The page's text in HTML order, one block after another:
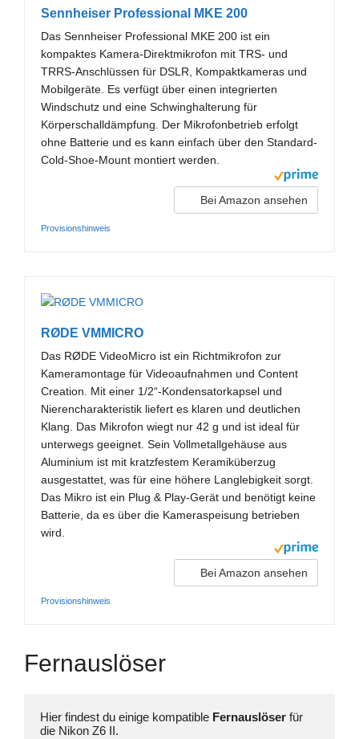
Sennheiser Professional MKE 200
Das Sennheiser Professional MKE 200 ist ein
kompaktes Kamera-Direktmikrofon mit TRS- und
TRRS-Anschlüssen für DSLR, Kompaktkameras und
Mobilgeräte. Es verfügt über einen integrierten
Windschutz und eine Schwinghalterung für
Körperschalldämpfung. Der Mikrofonbetrieb erfolgt
ohne Batterie und es kann einfach über den Standard-
Cold-Shoe-Mount montiert werden.
Bei Amazon ansehen
Provisionshinweis
RØDE VMMICRO
Das RØDE VideoMicro ist ein Richtmikrofon zur
Kameramontage für Videoaufnahmen und Content
Creation. Mit einer 1/2“-Kondensatorkapsel und
Nierencharakteristik liefert es klaren und deutlichen
Klang. Das Mikrofon wiegt nur 42 g und ist ideal für
unterwegs geeignet. Sein Vollmetallgehäuse aus
Aluminium ist mit kratzfestem Keramiküberzug
ausgestattet, was für eine höhere Langlebigkeit sorgt.
Das Mikro ist ein Plug & Play-Gerät und benötigt keine
Batterie, da es über die Kameraspeisung betrieben
wird.
Bei Amazon ansehen
Provisionshinweis
Fernauslöser
Hier findest du einige kompatible Fernauslöser für
die Nikon Z6 II.